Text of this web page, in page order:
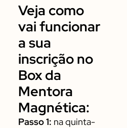
Veja como
vai funcionar
a sua
inscrição no
Box da
Mentora
Magnética:
Passo 1: na quinta-